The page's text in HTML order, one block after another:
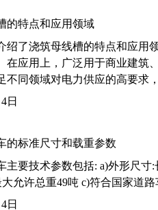
的特点和应用领域
绍了浇筑母线槽的特点和应用
在应用上，广泛用于商业建筑
不同领域对电力供应的高要求
日
的标准尺寸和载重参数
主要技术参数包括: a)外形尺寸
大允许总重49吨 c)符合国家道
日